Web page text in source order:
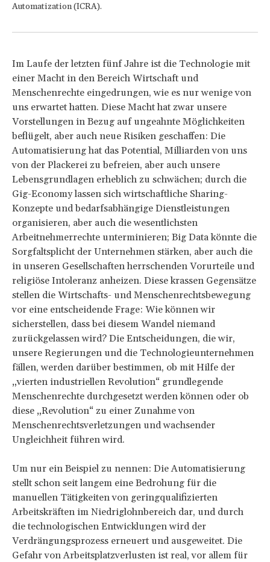
Automatization (ICRA).
Im Laufe der letzten fünf Jahre ist die Technologie mit
einer Macht in den Bereich Wirtschaft und
Menschenrechte eingedrungen, wie es nur wenige von
uns erwartet hatten. Diese Macht hat zwar unsere
Vorstellungen in Bezug auf ungeahnte Möglichkeiten
beflügelt, aber auch neue Risiken geschaffen: Die
Automatisierung hat das Potential, Milliarden von uns
von der Plackerei zu befreien, aber auch unsere
Lebensgrundlagen erheblich zu schwächen; durch die
Gig-Economy lassen sich wirtschaftliche Sharing-
Konzepte und bedarfsabhängige Dienstleistungen
organisieren, aber auch die wesentlichsten
Arbeitnehmerrechte unterminieren; Big Data könnte die
Sorgfaltsplicht der Unternehmen stärken, aber auch die
in unseren Gesellschaften herrschenden Vorurteile und
religiöse Intoleranz anheizen. Diese krassen Gegensätze
stellen die Wirtschafts- und Menschenrechtsbewegung
vor eine entscheidende Frage: Wie können wir
sicherstellen, dass bei diesem Wandel niemand
zurückgelassen wird? Die Entscheidungen, die wir,
unsere Regierungen und die Technologieunternehmen
fällen, werden darüber bestimmen, ob mit Hilfe der
„vierten industriellen Revolution“ grundlegende
Menschenrechte durchgesetzt werden können oder ob
diese „Revolution“ zu einer Zunahme von
Menschenrechtsverletzungen und wachsender
Ungleichheit führen wird.
Um nur ein Beispiel zu nennen: Die Automatisierung
stellt schon seit langem eine Bedrohung für die
manuellen Tätigkeiten von geringqualifizierten
Arbeitskräften im Niedriglohnbereich dar, und durch
die technologischen Entwicklungen wird der
Verdrängungsprozess erneuert und ausgeweitet. Die
Gefahr von Arbeitsplatzverlusten ist real, vor allem für